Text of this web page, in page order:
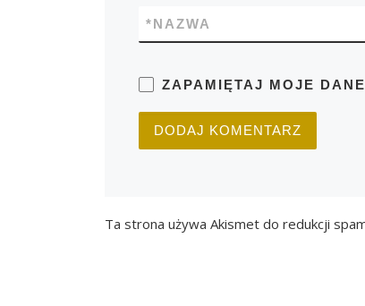
NAZWA
*
ZAPAMIĘTAJ MOJE
Ta strona używa Akismet do redukcji